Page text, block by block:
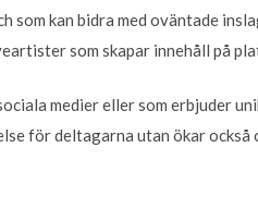
kan bidra med oväntade
som skapar innehåll på
medier eller som erbjuder
för deltagarna utan ökar också